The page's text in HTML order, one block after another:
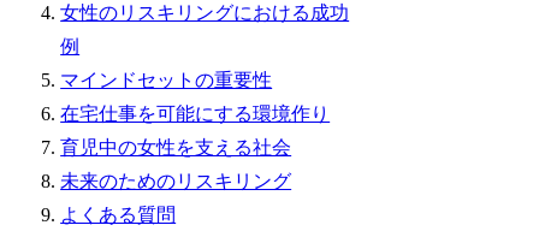
女性のリスキリングにおける成功
例
マインドセットの重要性
在宅仕事を可能にする環境作り
育児中の女性を支える社会
未来のためのリスキリング
よくある質問